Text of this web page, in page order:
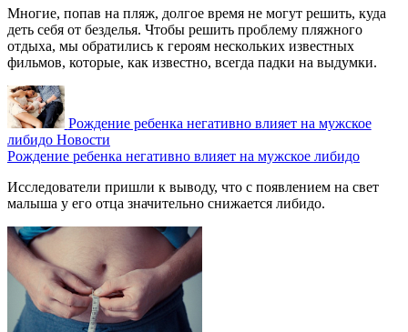
Многие, попав на пляж, долгое время не могут решить, куда
деть себя от безделья. Чтобы решить проблему пляжного
отдыха, мы обратились к героям нескольких известных
фильмов, которые, как известно, всегда падки на выдумки.
Рождение ребенка негативно влияет на мужское
либидо Новости
Рождение ребенка негативно влияет на мужское либидо
Исследователи пришли к выводу, что с появлением на свет
малыша у его отца значительно снижается либидо.